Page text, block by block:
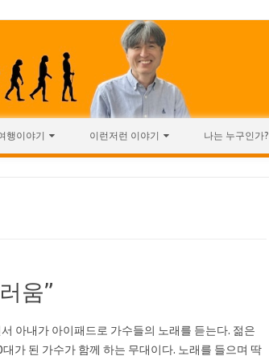
행이야기 이런저런 이야기 나는 누구인가?
움”
아내가 아이패드로 가수들의 노래를 듣는다. 젊은
가 된 가수가 함께 하는 무대이다. 노래를 들으며 딱